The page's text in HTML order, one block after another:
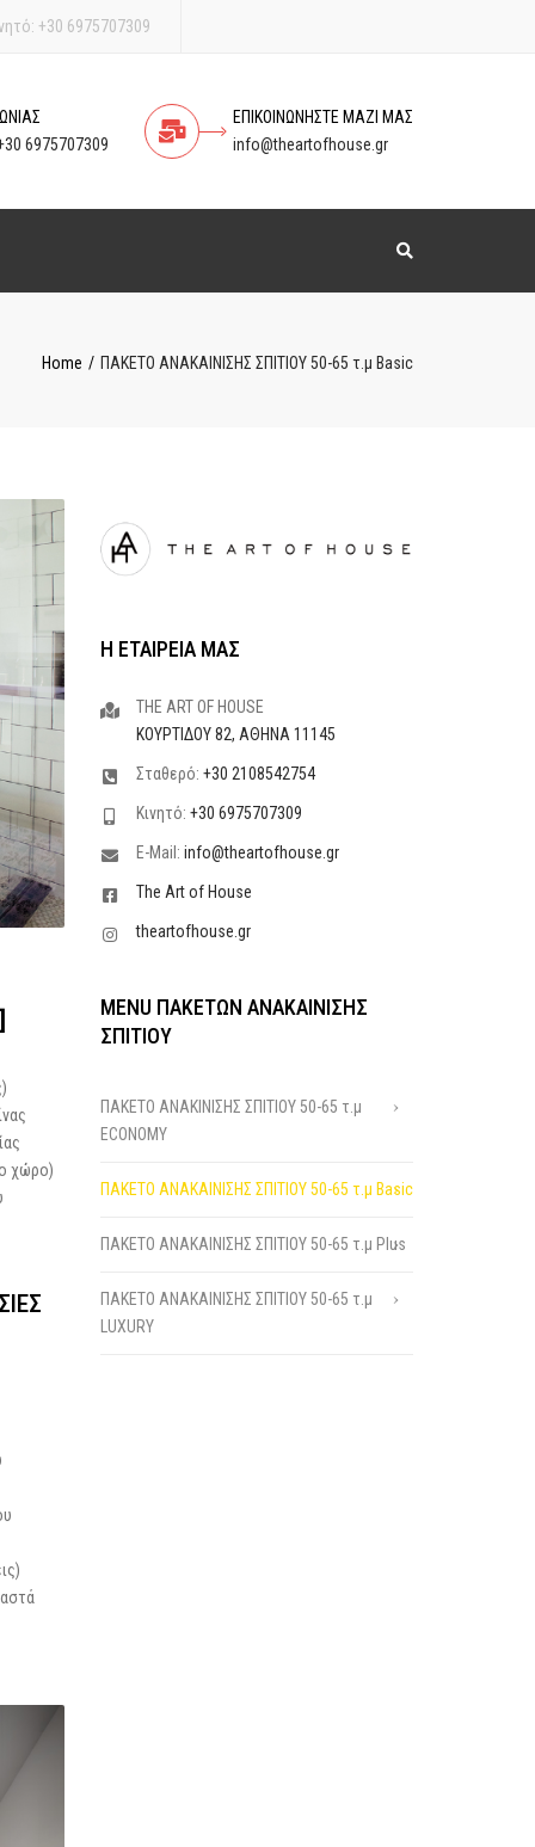
+30 6975707309
6975707309
ΕΠΙΚΟΙΝΩΝΗΣΤΕ ΜΑΖΙ ΜΑΣ
info@theartofhouse.gr
Home ΠΑΚΕΤΟ ΑΝΑΚΑΙΝΙΣΗΣ ΣΠΙΤΙΟΥ 50-65 τ.μ Basic
χώρο)
Η ΕΤΑΙΡΕΙΑ ΜΑΣ
THE ART OF HOUSE
ΚΟΥΡΤΙΔΟΥ 82, ΑΘΗΝΑ 11145
Σταθερό: +30 2108542754
Κινητό: +30 6975707309
E-Mail: info@theartofhouse.gr
The Art of House
theartofhouse.gr
MENU ΠΑΚΕΤΩΝ ΑΝΑΚΑΙΝΙΣΗΣ
ΣΠΙΤΙΟΥ
ΠΑΚΕΤΟ ΑΝΑΚΙΝΙΣΗΣ ΣΠΙΤΙΟΥ 50-65 τ.μ
ECONOMY
ΠΑΚΕΤΟ ΑΝΑΚΑΙΝΙΣΗΣ ΣΠΙΤΙΟΥ 50-65 τ.μ Basic
ΠΑΚΕΤΟ ΑΝΑΚΑΙΝΙΣΗΣ ΣΠΙΤΙΟΥ 50-65 τ.μ Plus
ΠΑΚΕΤΟ ΑΝΑΚΑΙΝΙΣΗΣ ΣΠΙΤΙΟΥ 50-65 τ.μ
LUXURY